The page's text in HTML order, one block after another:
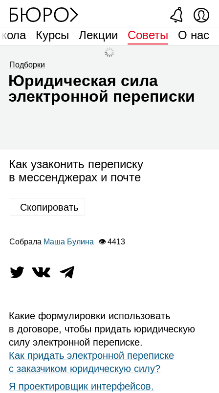
Курсы Лекции Советы О нас
Подборки
Юридическая сила
электронной переписки
Как узаконить переписку
в мессенджерах и почте
Скопировать
Собрала Маша Булина 👁 4413
Какие формулировки использовать
в договоре, чтобы придать юридическую
силу электронной переписке.
Как придать электронной переписке
с заказчиком юридическую силу?
Я проектировщик интерфейсов.